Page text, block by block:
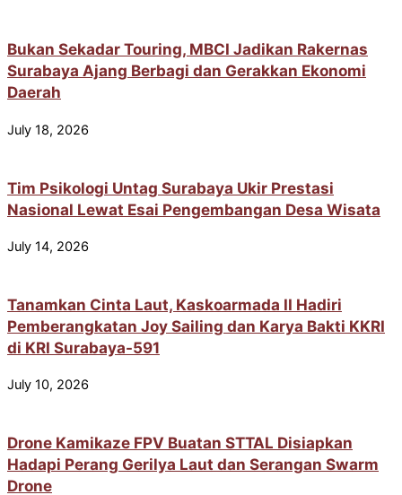
Bukan Sekadar Touring, MBCI Jadikan Rakernas
Surabaya Ajang Berbagi dan Gerakkan Ekonomi
Daerah
July 18, 2026
Tim Psikologi Untag Surabaya Ukir Prestasi
Nasional Lewat Esai Pengembangan Desa Wisata
July 14, 2026
Tanamkan Cinta Laut, Kaskoarmada II Hadiri
Pemberangkatan Joy Sailing dan Karya Bakti KKRI
di KRI Surabaya-591
July 10, 2026
Drone Kamikaze FPV Buatan STTAL Disiapkan
Hadapi Perang Gerilya Laut dan Serangan Swarm
Drone